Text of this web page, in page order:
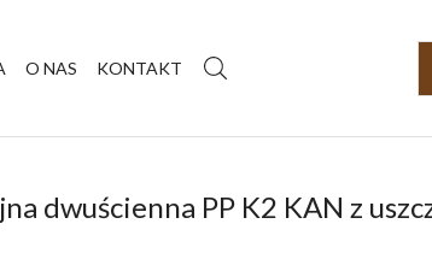
O NAS KONTAKT
dwuścienna PP K2 KAN z